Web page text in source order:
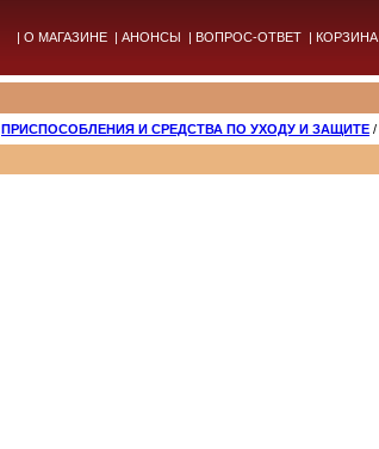
| О МАГАЗИНЕ | АНОНСЫ | ВОПРОС-ОТВЕТ | КОРЗИНА
ПРИСПОСОБЛЕНИЯ И СРЕДСТВА ПО УХОДУ И ЗАЩИТЕ /